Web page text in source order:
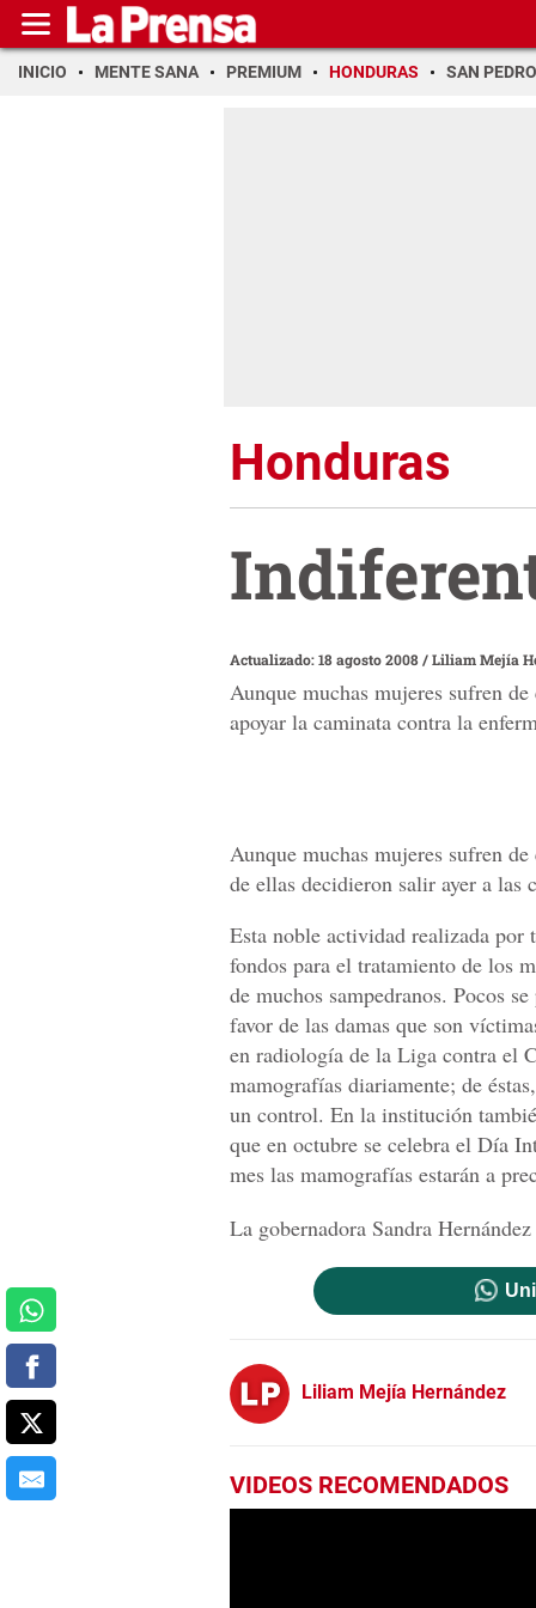
INICIO MENTE SANA PREMIUM HONDURAS SAN PEDRO
Honduras
Actualizado: 18 agosto 2008/Liliam Mejía
Aunque muchas mujeres sufren
apoyar la caminata contra la
Aunque muchas mujeres sufren
de ellas decidieron salir ayer a las
Esta noble actividad realizada por
fondos para el tratamiento de los
de muchos sampedranos. Pocos
favor de las damas que son
en radiología de la Liga contra el
mamografías diariamente; de
un control. En la institución
que en octubre se celebra el Día
mes las mamografías estarán a
La gobernadora Sandra
Liliam Mejía Hernández
VIDEOS RECOMENDADOS